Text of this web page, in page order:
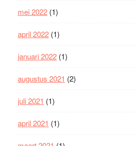
mei 2022(1)
april 2022(1)
januari 2022(1)
augustus 2021 (2)
juli 2021 (1)
april 2021 (1)